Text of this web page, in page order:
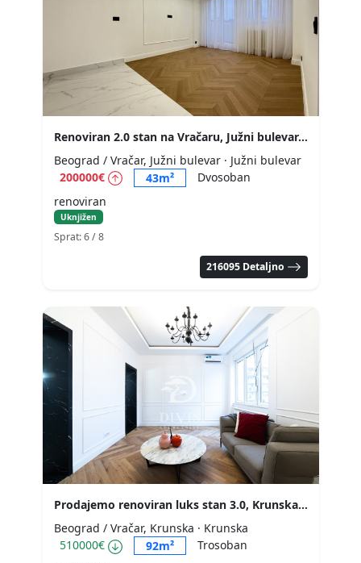
Renoviran 2.0 stan na Vračaru, Južni bulevar, 43m2
Beograd / Vračar, Južni bulevar · Južni bulevar
200000€
43m²
Dvosoban
renoviran
Uknjižen
Sprat: 6 / 8
216095 Detaljno
Prodajemo renoviran luks stan 3.0, Krunska, 92m2
Beograd / Vračar, Krunska · Krunska
510000€
92m²
Trosoban